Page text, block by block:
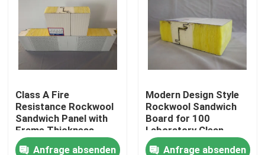
Über uns
Qualitätskontrolle
Treten Sie mit uns in Verbindung
Class A Fire
Resistance Rockwool
Sandwich Panel with
Frame Thickness
0.6mm and Max
Anfrage absenden
Modern Design Style
Rockwool Sandwich
Board for 100
Laboratory Clean
Room Solutions
Anfrage absenden